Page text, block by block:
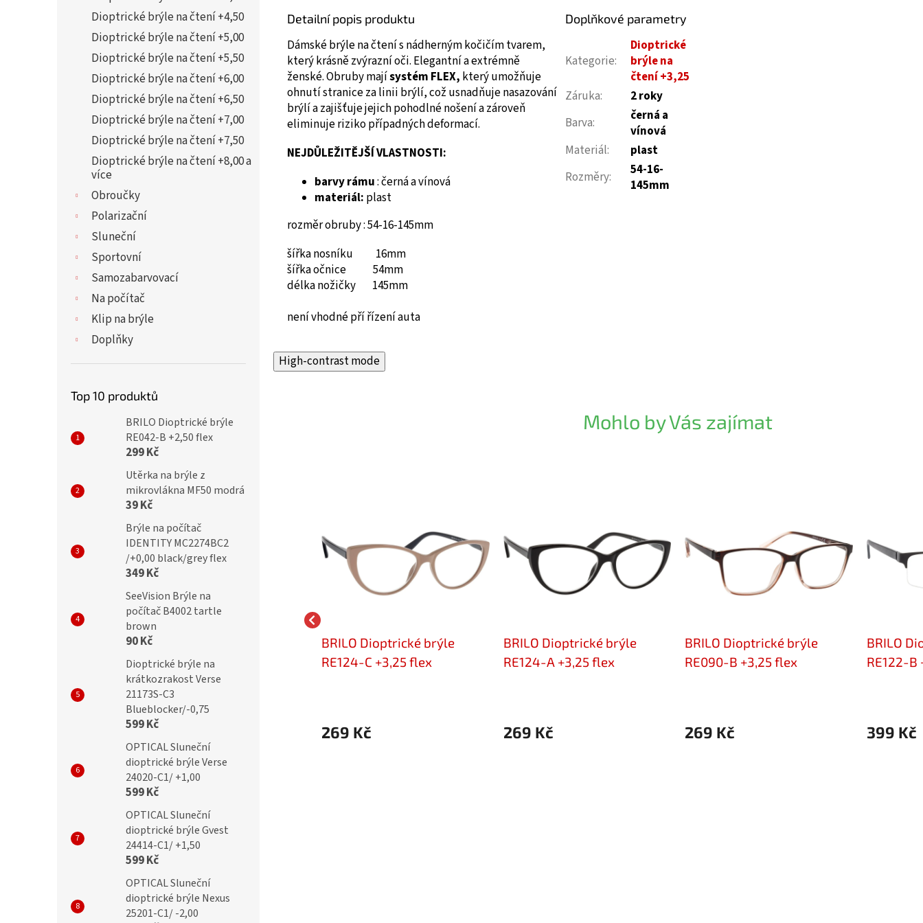
Dioptrické brýle na čtení +4,50
Dioptrické brýle na čtení +5,00
Dioptrické brýle na čtení +5,50
Dioptrické brýle na čtení +6,00
Dioptrické brýle na čtení +6,50
Dioptrické brýle na čtení +7,00
Dioptrické brýle na čtení +7,50
Dioptrické brýle na čtení +8,00 a
více
Obroučky
Polarizační
Sluneční
Sportovní
Samozabarvovací
Na počítač
Klip na brýle
Doplňky
Top 10 produktů
BRILO Dioptrické brýle
RE042-B +2,50 flex
299 Kč
Utěrka na brýle z
mikrovlákna MF50 modrá
39 Kč
Brýle na počítač
IDENTITY MC2274BC2
/+0,00 black/grey flex
349 Kč
SeeVision Brýle na
počítač B4002 tartle
brown
90 Kč
Dioptrické brýle na
krátkozrakost Verse
21173S-C3
Blueblocker/-0,75
599 Kč
OPTICAL Sluneční
dioptrické brýle Verse
24020-C1/ +1,00
599 Kč
OPTICAL Sluneční
dioptrické brýle Gvest
24414-C1/ +1,50
599 Kč
OPTICAL Sluneční
dioptrické brýle Nexus
25201-C1/ -2,00
Detailní popis produktu
Dámské brýle na čtení s nádherným kočičím tvarem,
který krásně zvýrazní oči. Elegantní a extrémně
ženské.Obruby majísystém FLEX, který umožňuje
ohnutí stranice za linii brýlí, což usnadňuje nasazování
brýlí a zajišťuje jejich pohodlné nošení a zároveň
eliminuje riziko případných deformací.
NEJDŮLEŽITĚJŠÍ VLASTNOSTI:
barvy rámu: černá a vínová
materiál: plast
rozměr obruby : 54-16-145mm
šířka nosníku 16mm
šířka očnice 54mm
délka nožičky 145mm
není vhodné pří řízení auta
Doplňkové parametry
Kategorie:
Dioptrické
brýle na
čtení +3,25
Záruka:
2 roky
Barva:
černá a
vínová
Materiál:
plast
Rozměry:
54-16-
145mm
High-contrast mode
Mohlo by Vás zajímat
BRILO Dioptrické brýle
RE012-A +3,25 flex
399 Kč
BRILO Dioptrické brýle
RE124-C +3,25 flex
269 Kč
BRILO Dioptrické brýle
RE124-A +3,25 flex
269 Kč
BRILO Dioptrické brýle
RE090-B +3,25 flex
269 Kč
BRILO
RE122-B
399 Kč